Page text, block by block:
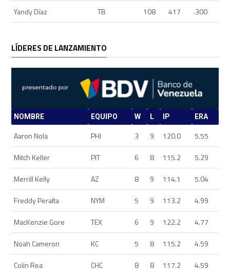
Yandy Díaz
TB 108 417 .300
LÍDERES DE LANZAMIENTO
NOMBRE EQUIPO W L IP ERA
Aaron Nola PHI 3 9 120.0
5.55
Mitch Keller
PIT 6 8 115.2
5.29
Merrill Kelly
AZ 8 9 114.1
5.04
Freddy Peralta
NYM 5 9 113.2
4.99
MacKenzie Gore
TEX 6 9 122.2
4.77
Noah Cameron
KC 5 8 115.2
4.59
Colin Rea
CHC 8 8 117.2 4.59